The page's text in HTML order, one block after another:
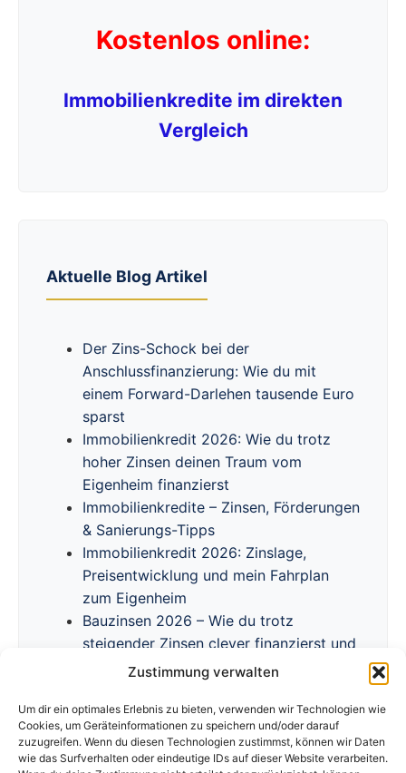
Zustimmung verwalten
Um dir ein optimales Erlebnis zu bieten, verwenden wir Technologien wie
Cookies, um Geräteinformationen zu speichern und/oder darauf
zuzugreifen. Wenn du diesen Technologien zustimmst, können wir Daten
wie das Surfverhalten oder eindeutige IDs auf dieser Website verarbeiten.
Kostenlos online:
Immobilienkredite im direkten
Vergleich
Aktuelle Blog Artikel
Der Zins-Schock bei der
Anschlussfinanzierung: Wie du mit
einem Forward-Darlehen tausende Euro
sparst
Immobilienkredit 2026: Wie du trotz
hoher Zinsen deinen Traum vom
Eigenheim finanzierst
Immobilienkredite – Zinsen, Förderungen
& Sanierungs-Tipps
Immobilienkredit 2026: Zinslage,
Preisentwicklung und mein Fahrplan
zum Eigenheim
Bauzinsen 2026 – Wie du trotz
steigender Zinsen clever finanzierst und
Förderprogramme nutzt